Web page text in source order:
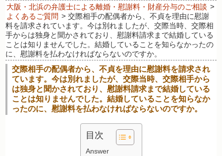
大阪・北浜の弁護士による離婚・慰謝料・財産分与のご相談 >
よくあるご質問 >交際相手の配偶者から、不貞を理由に慰謝
料を請求されています。今は別れましたが、交際当時、交際相
手からは独身と聞かされており、慰謝料請求まで結婚している
ことは知りませんでした。結婚していることを知らなかったの
に、慰謝料を払わなければならないのですか。
交際相手の配偶者から、不貞を理由に慰謝料を請求され
ています。今は別れましたが、交際当時、交際相手から
は独身と聞かされており、慰謝料請求まで結婚している
ことは知りませんでした。結婚していることを知らなか
ったのに、慰謝料を払わなければならないのですか。
目次
Answer